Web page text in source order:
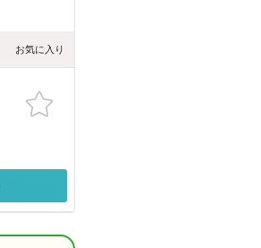
お気に入り